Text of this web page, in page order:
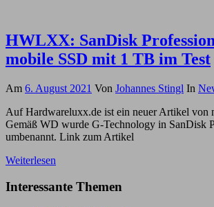
HWLXX: SanDisk
mobile SSD mit 1 TB im Test
Am 6. August 2021 Von Johannes Stingl In
Auf Hardwareluxx.de ist ein neuer Artikel von
Gemäß WD wurde G-Technology in SanDisk
umbenannt. Link zum Artikel
Weiterlesen
Interessante Themen